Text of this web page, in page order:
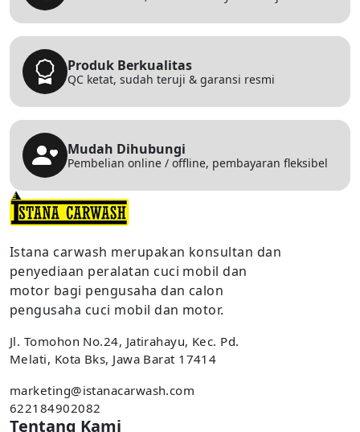
Produk Berkualitas
QC ketat, sudah teruji & garansi resmi
Mudah Dihubungi
Pembelian online / offline, pembayaran fleksibel
Istana carwash merupakan konsultan dan
penyediaan peralatan cuci mobil dan
motor bagi pengusaha dan calon
pengusaha cuci mobil dan motor.
Jl. Tomohon No.24, Jatirahayu, Kec. Pd.
Melati, Kota Bks, Jawa Barat 17414
marketing@istanacarwash.com
622184902082
Tentang Kami